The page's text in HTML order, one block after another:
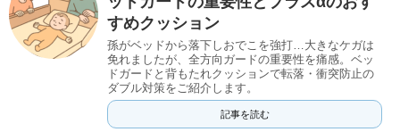
すめクッション
孫がベッドから落下しおでこを強打…大きなケガは
免れましたが、全方向ガードの重要性を痛感。ベッ
ドガードと背もたれクッションで転落・衝突防止の
ダブル対策をご紹介します。
記事を読む